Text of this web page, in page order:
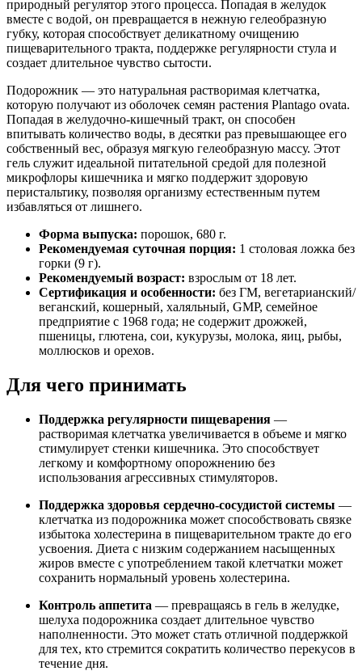
природный регулятор этого процесса. Попадая в желудок
вместе с водой, он превращается в нежную гелеобразную
губку, которая способствует деликатному очищению
пищеварительного тракта, поддержке регулярности стула и
создает длительное чувство сытости.
Подорожник — это натуральная растворимая клетчатка,
которую получают из оболочек семян растения Plantago ovata.
Попадая в желудочно-кишечный тракт, он способен
впитывать количество воды, в десятки раз превышающее его
собственный вес, образуя мягкую гелеобразную массу. Этот
гель служит идеальной питательной средой для полезной
микрофлоры кишечника и мягко поддержит здоровую
перистальтику, позволяя организму естественным путем
избавляться от лишнего.
Форма выпуска: порошок, 680 г.
Рекомендуемая суточная порция: 1 столовая ложка без
горки (9 г).
Рекомендуемый возраст: взрослым от 18 лет.
Сертификация и особенности: без ГМ, вегетарианский/
веганский, кошерный, халяльный, GMP, семейное
предприятие с 1968 года; не содержит дрожжей,
пшеницы, глютена, сои, кукурузы, молока, яиц, рыбы,
моллюсков и орехов.
Для чего принимать
Поддержка регулярности пищеварения —
растворимая клетчатка увеличивается в объеме и мягко
стимулирует стенки кишечника. Это способствует
легкому и комфортному опорожнению без
использования агрессивных стимуляторов.
Поддержка здоровья сердечно-сосудистой системы —
клетчатка из подорожника может способствовать связке
избытока холестерина в пищеварительном тракте до его
усвоения. Диета с низким содержанием насыщенных
жиров вместе с употреблением такой клетчатки может
сохранить нормальный уровень холестерина.
Контроль аппетита — превращаясь в гель в желудке,
шелуха подорожника создает длительное чувство
наполненности. Это может стать отличной поддержкой
для тех, кто стремится сократить количество перекусов в
течение дня.